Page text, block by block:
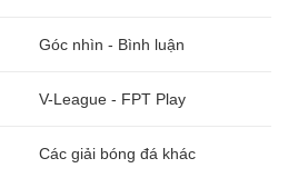
Góc nhìn - Bình luận
V-League - FPT Play
Các giải bóng đá khác